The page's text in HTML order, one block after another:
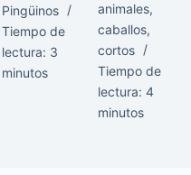
Pingüinos
Tiempo de
lectura: 3
minutos
animales,
caballos,
cortos
Tiempo de
lectura: 4
minutos